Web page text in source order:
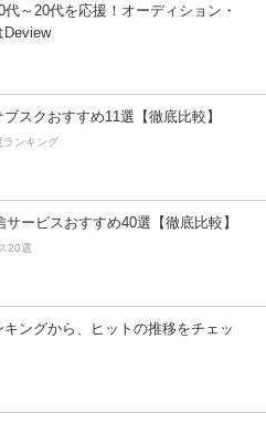
～20代を応援！オーディション・
Deview
スクおすすめ11選【徹底比較】
ランキング
サービスおすすめ40選【徹底比較】
20選
ングから、ヒットの推移をチェッ